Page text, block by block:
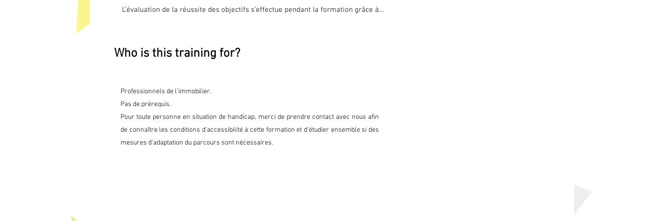
L’évaluation de la réussite des objectifs s’effectue pendant la formation grâce à
Avant la formation ou au début de la formation, une évaluation de niveau ou un
qualité.
Environ un mois après la fin de la formation, un questionnaire à froid est envoyé
pour recueillir les appréciations après avoir mis en pratique la formation.
Who is this training for?
Professionnels de l’immobilier.
Pas de prérequis.
Pour toute personne en situation de handicap, merci de prendre contact avec nous afin
de connaître les conditions d’accessibilité à cette formation et d’étudier ensemble si des
mesures d’adaptation du parcours sont nécessaires.